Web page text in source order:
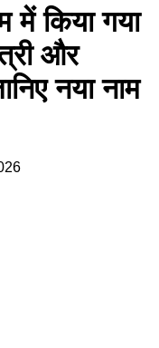
में किया गया
और
नया नाम